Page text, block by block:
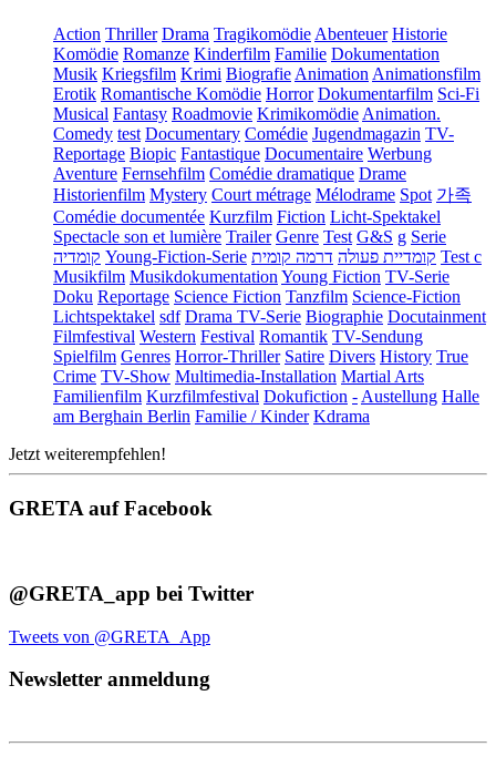
Action Thriller Drama Tragikomödie Abenteuer Historie
Komödie Romanze Kinderfilm Familie Dokumentation
Musik Kriegsfilm Krimi Biografie Animation Animationsfilm
Erotik Romantische Komödie Horror Dokumentarfilm Sci-Fi
Musical Fantasy Roadmovie Krimikomödie Animation.
Comedy test Documentary Comédie Jugendmagazin TV-
Reportage Biopic Fantastique Documentaire Werbung
Aventure Fernsehfilm Comédie dramatique Drame
Historienfilm Mystery Court métrage Mélodrame Spot 가족
Comédie documentée Kurzfilm Fiction Licht-Spektakel
Spectacle son et lumière Trailer Genre Test G&S g Serie
קומדיה Young-Fiction-Serie קומדיית פעולה דרמה קומית
Test c
Musikfilm Musikdokumentation Young Fiction TV-Serie
Doku Reportage Science Fiction Tanzfilm Science-Fiction
Lichtspektakel sdf Drama TV-Serie Biographie Docutainment
Filmfestival Western Festival Romantik TV-Sendung
Spielfilm Genres Horror-Thriller Satire Divers History True
Crime TV-Show Multimedia-Installation Martial Arts
Familienfilm Kurzfilmfestival Dokufiction - Austellung Halle
am Berghain Berlin Familie / Kinder Kdrama
Jetzt weiterempfehlen!
GRETA auf Facebook
@GRETA_app bei Twitter
Tweets von @GRETA_App
Newsletter anmeldung